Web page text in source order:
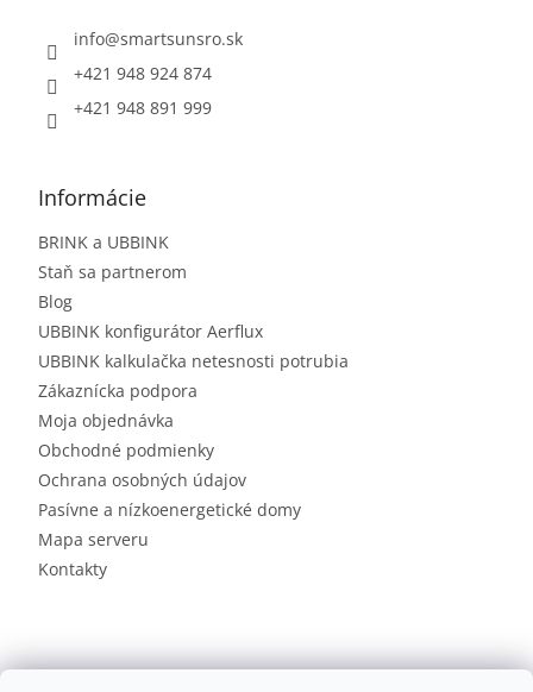
info@smartsunsro.sk
+421 948 924 874
+421 948 891 999
Informácie
BRINK a UBBINK
Staň sa partnerom
Blog
UBBINK konfigurátor Aerflux
UBBINK kalkulačka netesnosti potrubia
Zákaznícka podpora
Moja objednávka
Obchodné podmienky
Ochrana osobných údajov
Pasívne a nízkoenergetické domy
Mapa serveru
Kontakty